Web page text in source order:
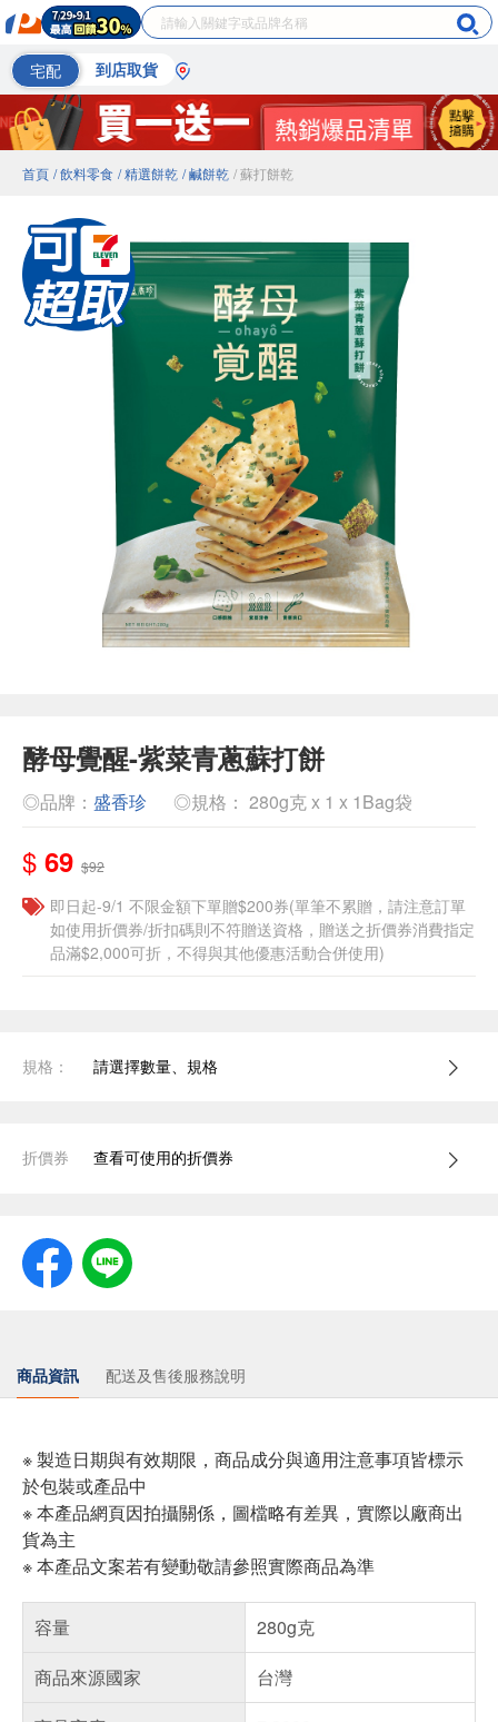
宅配 到店取貨
首頁 / 飲料零食 / 精選餅乾 / 鹹餅乾 / 蘇打餅乾
酵母覺醒-紫菜青蔥蘇打餅
◎品牌： 盛香珍 ◎規格： 280g克 x 1 x 1Bag袋
$ 69 $92
即日起-9/1 不限金額下單贈$200券(單筆不累贈，請注意訂單
如使用折價券/折扣碼則不符贈送資格，贈送之折價券消費指定
品滿$2,000可折，不得與其他優惠活動合併使用)
規格： 請選擇數量、規格
折價券 查看可使用的折價券
商品資訊 配送及售後服務說明
※ 製造日期與有效期限，商品成分與適用注意事項皆標示
於包裝或產品中
※ 本產品網頁因拍攝關係，圖檔略有差異，實際以廠商出
貨為主
※ 本產品文案若有變動敬請參照實際商品為準
容量
280g克
商品來源國家
台灣